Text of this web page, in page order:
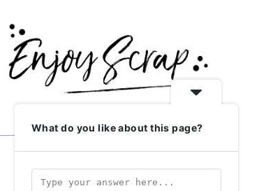
Abonnez-vous
What do you like about this page?